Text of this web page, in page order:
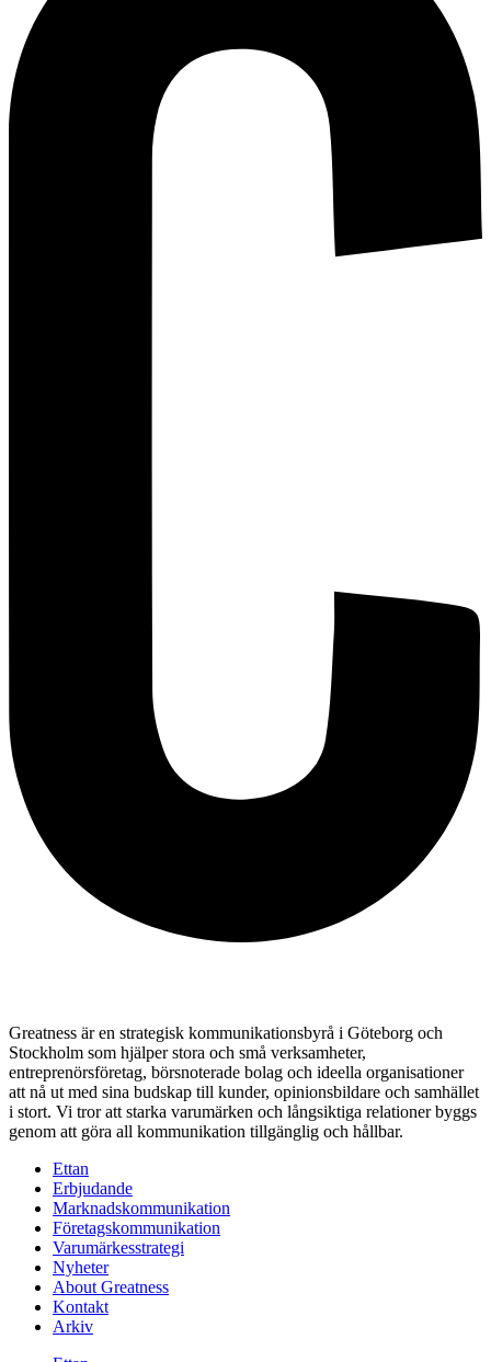
Greatness är en strategisk kommunikationsbyrå i Göteborg och
Stockholm som hjälper stora och små verksamheter,
entreprenörsföretag, börsnoterade bolag och ideella organisationer
att nå ut med sina budskap till kunder, opinionsbildare och samhället
i stort. Vi tror att starka varumärken och långsiktiga relationer byggs
genom att göra all kommunikation tillgänglig och hållbar.
Ettan
Erbjudande
Marknadskommunikation
Företagskommunikation
Varumärkesstrategi
Nyheter
About Greatness
Kontakt
Arkiv